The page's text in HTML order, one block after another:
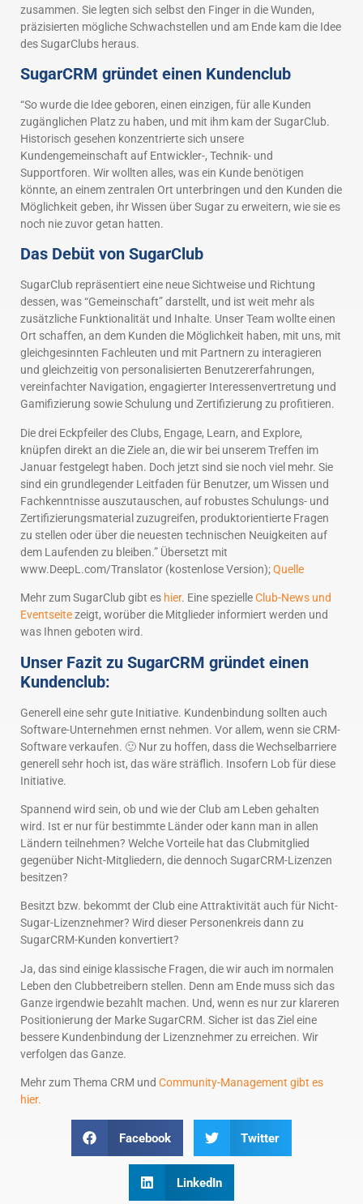
zusammen. Sie legten sich selbst den Finger in die Wunden,
präzisierten mögliche Schwachstellen und am Ende kam die Idee
des SugarClubs heraus.
SugarCRM gründet einen Kundenclub
“So wurde die Idee geboren, einen einzigen, für alle Kunden
zugänglichen Platz zu haben, und mit ihm kam der SugarClub.
Historisch gesehen konzentrierte sich unsere
Kundengemeinschaft auf Entwickler-, Technik- und
Supportforen. Wir wollten alles, was ein Kunde benötigen
könnte, an einem zentralen Ort unterbringen und den Kunden die
Möglichkeit geben, ihr Wissen über Sugar zu erweitern, wie sie es
noch nie zuvor getan hatten.
Das Debüt von SugarClub
SugarClub repräsentiert eine neue Sichtweise und Richtung
dessen, was “Gemeinschaft” darstellt, und ist weit mehr als
zusätzliche Funktionalität und Inhalte. Unser Team wollte einen
Ort schaffen, an dem Kunden die Möglichkeit haben, mit uns, mit
gleichgesinnten Fachleuten und mit Partnern zu interagieren
und gleichzeitig von personalisierten Benutzererfahrungen,
vereinfachter Navigation, engagierter Interessenvertretung und
Gamifizierung sowie Schulung und Zertifizierung zu profitieren.
Die drei Eckpfeiler des Clubs, Engage, Learn, and Explore,
knüpfen direkt an die Ziele an, die wir bei unserem Treffen im
Januar festgelegt haben. Doch jetzt sind sie noch viel mehr. Sie
sind ein grundlegender Leitfaden für Benutzer, um Wissen und
Fachkenntnisse auszutauschen, auf robustes Schulungs- und
Zertifizierungsmaterial zuzugreifen, produktorientierte Fragen
zu stellen oder über die neuesten technischen Neuigkeiten auf
dem Laufenden zu bleiben.” Übersetzt mit
www.DeepL.com/Translator (kostenlose Version);Quelle
Mehr zum SugarClub gibt es hier. Eine spezielleClub-News und
Eventseitezeigt, worüber die Mitglieder informiert werden und
was Ihnen geboten wird.
Unser Fazit zu SugarCRM gründet einen
Kundenclub:
Generell eine sehr gute Initiative. Kundenbindung sollten auch
Software-Unternehmen ernst nehmen. Vor allem, wenn sie CRM-
Software verkaufen. 🙂 Nur zu hoffen, dass die Wechselbarriere
generell sehr hoch ist, das wäre sträflich. Insofern Lob für diese
Initiative.
Spannend wird sein, ob und wie der Club am Leben gehalten
wird. Ist er nur für bestimmte Länder oder kann man in allen
Ländern teilnehmen? Welche Vorteile hat das Clubmitglied
gegenüber Nicht-Mitgliedern, die dennoch SugarCRM-Lizenzen
besitzen?
Besitzt bzw. bekommt der Club eine Attraktivität auch für Nicht-
Sugar-Lizenznehmer? Wird dieser Personenkreis dann zu
SugarCRM-Kunden konvertiert?
Ja, das sind einige klassische Fragen, die wir auch im normalen
Leben den Clubbetreibern stellen. Denn am Ende muss sich das
Ganze irgendwie bezahlt machen. Und, wenn es nur zur klareren
Positionierung der Marke SugarCRM. Sicher ist das Ziel eine
bessere Kundenbindung der Lizenznehmer zu erreichen. Wir
verfolgen das Ganze.
Mehr zum Thema CRM und Community-Management gibt es
hier.
Facebook Twitter
LinkedIn